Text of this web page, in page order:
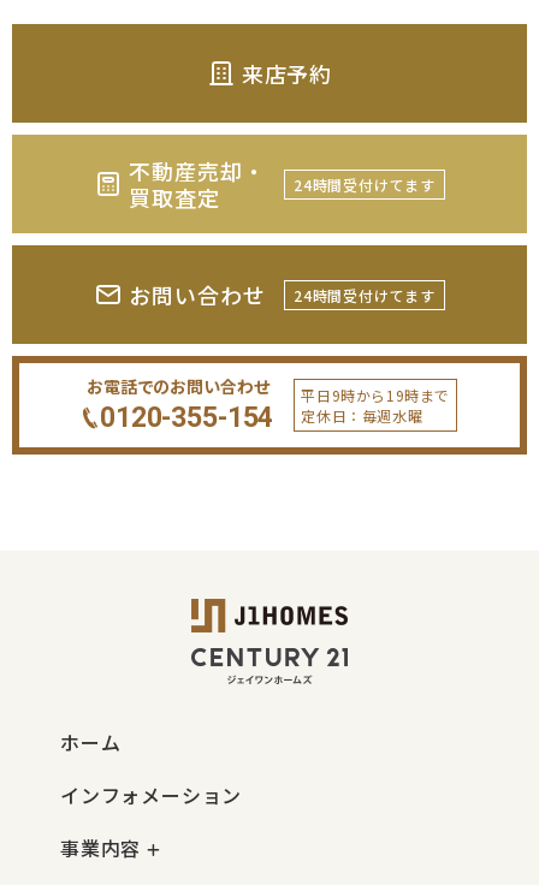
来店予約
不動産売却・
買取査定
24時間受付けてます
お問い合わせ 24時間受付けてます
お電話でのお問い合わせ
0120-355-154
平日9時から19時まで
定休日：毎週水曜
ホーム
インフォメーション
事業内容